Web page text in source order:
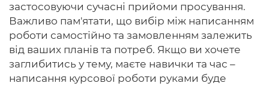
застосовуючи сучасні прийоми просування.
Важливо пам'ятати, що вибір між написанням
роботи самостійно та замовленням залежить
від ваших планів та потреб. Якщо ви хочете
заглибитись у тему, маєте навички та час –
написання курсової роботи руками буде